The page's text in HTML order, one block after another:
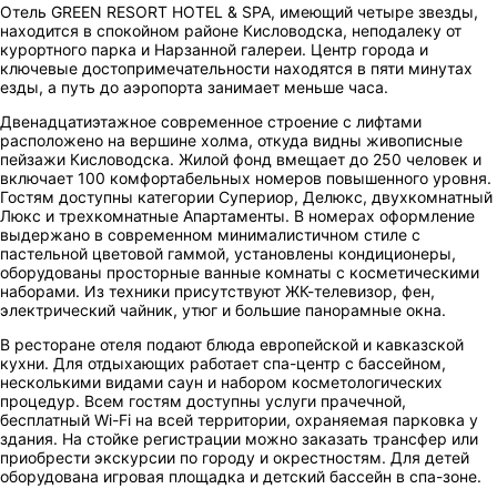
Отель GREEN RESORT HOTEL & SPA, имеющий четыре звезды,
находится в спокойном районе Кисловодска, неподалеку от
курортного парка и Нарзанной галереи. Центр города и
ключевые достопримечательности находятся в пяти минутах
езды, а путь до аэропорта занимает меньше часа.
Двенадцатиэтажное современное строение с лифтами
расположено на вершине холма, откуда видны живописные
пейзажи Кисловодска. Жилой фонд вмещает до 250 человек и
включает 100 комфортабельных номеров повышенного уровня.
Гостям доступны категории Супериор, Делюкс, двухкомнатный
Люкс и трехкомнатные Апартаменты. В номерах оформление
выдержано в современном минималистичном стиле с
пастельной цветовой гаммой, установлены кондиционеры,
оборудованы просторные ванные комнаты с косметическими
наборами. Из техники присутствуют ЖК-телевизор, фен,
электрический чайник, утюг и большие панорамные окна.
В ресторане отеля подают блюда европейской и кавказской
кухни. Для отдыхающих работает спа-центр с бассейном,
несколькими видами саун и набором косметологических
процедур. Всем гостям доступны услуги прачечной,
бесплатный Wi-Fi на всей территории, охраняемая парковка у
здания. На стойке регистрации можно заказать трансфер или
приобрести экскурсии по городу и окрестностям. Для детей
оборудована игровая площадка и детский бассейн в спа-зоне.